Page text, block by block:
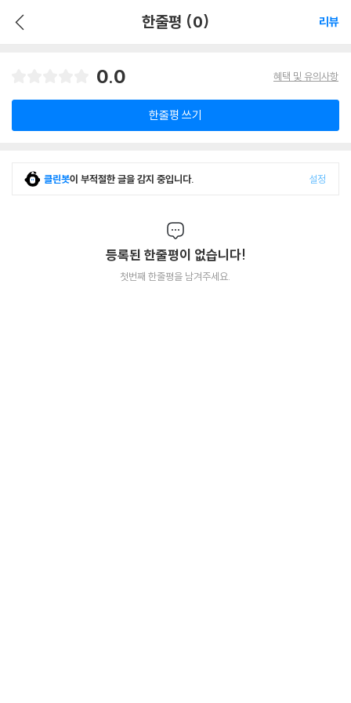
한줄평 (0) 리뷰
0.0 혜택 및 유의사항
한줄평 쓰기
클린봇이 부적절한 글을 감지 중입니다. 설정
등록된 한줄평이 없습니다!
첫번째 한줄평을 남겨주세요.